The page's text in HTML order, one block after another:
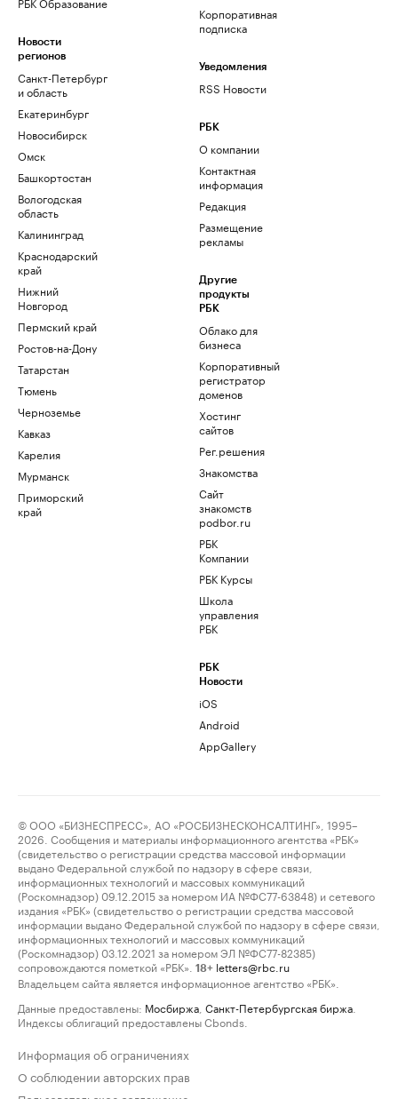
Новости
регионов
Санкт-Петербург
и область
Екатеринбург
Новосибирск
Омск
Башкортостан
Вологодская
область
Калининград
Краснодарский
край
Нижний
Новгород
Пермский край
Ростов-на-Дону
Татарстан
Тюмень
Черноземье
Кавказ
Карелия
Мурманск
Приморский
край
Корпоративная
подписка
Уведомления
RSS Новости
РБК
О компании
Контактная
информация
Редакция
Размещение
рекламы
Другие
продукты
РБК
Облако для
бизнеса
Корпоративный
регистратор
доменов
Хостинг
сайтов
Рег.решения
Знакомства
Сайт
знакомств
podbor.ru
РБК
Компании
РБК Курсы
Школа
управления
РБК
РБК
Новости
iOS
Android
AppGallery
© ООО «БИЗНЕСПРЕСС», АО «РОСБИЗНЕСКОНСАЛТИНГ», 1995–
2026. Сообщения и материалы информационного агентства «РБК»
(свидетельство о регистрации средства массовой информации
выдано Федеральной службой по надзору в сфере связи,
информационных технологий и массовых коммуникаций
(Роскомнадзор) 09.12.2015 за номером ИА №ФС77-63848) и сетевого
издания «РБК» (свидетельство о регистрации средства массовой
информации выдано Федеральной службой по надзору в сфере связи,
информационных технологий и массовых коммуникаций
(Роскомнадзор) 03.12.2021 за номером ЭЛ №ФС77-82385)
сопровождаются пометкой «РБК».
18+ letters@rbc.ru
Владельцем сайта является информационное агентство «РБК».
Данные предоставлены: Мосбиржа Санкт-Петербургская биржа
Индексы облигаций предоставлены Cbonds.
Информация об ограничениях
О соблюдении авторских прав